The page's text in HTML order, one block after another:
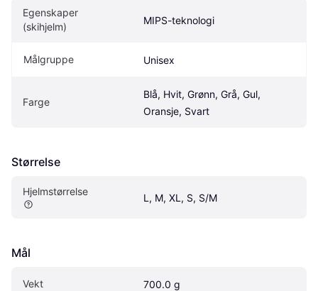
Egenskaper
(skihjelm)
MIPS-teknologi
Målgruppe Unisex
Farge
Blå, Hvit, Grønn, Grå, Gul,
Oransje, Svart
Størrelse
Hjelmstørrelse
L, M, XL, S, S/M
Mål
Vekt 700.0 g